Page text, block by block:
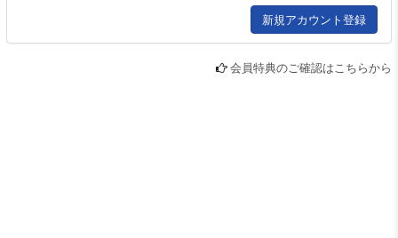
会員特典のご確認はこちらから